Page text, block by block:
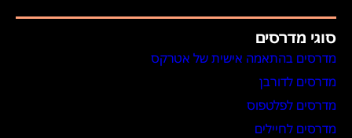
סוגי מדרסים
מדרסים בהתאמה אישית של אטרקס
מדרסים לדורבן
מדרסים לפלטפוס
מדרסים לחיילים